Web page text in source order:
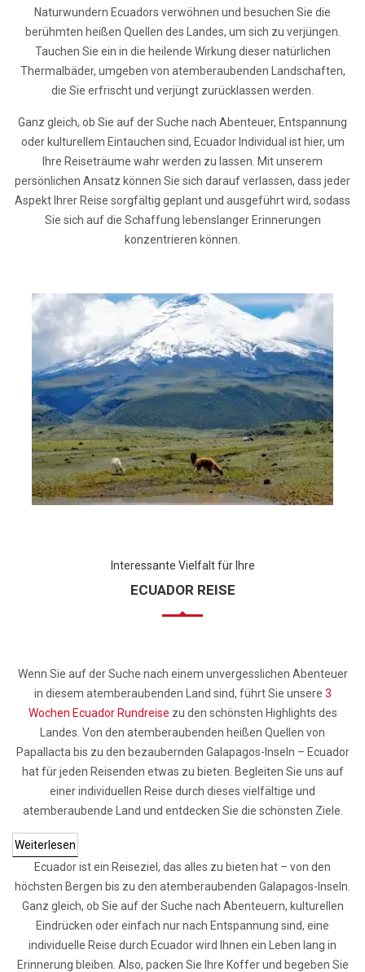
Naturwundern Ecuadors verwöhnen und besuchen Sie die
berühmten heißen Quellen des Landes, um sich zu verjüngen.
Tauchen Sie ein in die heilende Wirkung dieser natürlichen
Thermalbäder, umgeben von atemberaubenden Landschaften,
die Sie erfrischt und verjüngt zurücklassen werden.
Ganz gleich, ob Sie auf der Suche nach Abenteuer, Entspannung
oder kulturellem Eintauchen sind, Ecuador Individual ist hier, um
Ihre Reiseträume wahr werden zu lassen. Mit unserem
persönlichen Ansatz können Sie sich darauf verlassen, dass jeder
Aspekt Ihrer Reise sorgfältig geplant und ausgeführt wird, sodass
Sie sich auf die Schaffung lebenslanger Erinnerungen
konzentrieren können.
Interessante Vielfalt für Ihre
ECUADOR REISE
Wenn Sie auf der Suche nach einem unvergesslichen Abenteuer
in diesem atemberaubenden Land sind, führt Sie unsere 3
Wochen Ecuador Rundreise zu den schönsten Highlights des
Landes. Von den atemberaubenden heißen Quellen von
Papallacta bis zu den bezaubernden Galapagos-Inseln – Ecuador
hat für jeden Reisenden etwas zu bieten. Begleiten Sie uns auf
einer individuellen Reise durch dieses vielfältige und
atemberaubende Land und entdecken Sie die schönsten Ziele.
Weiterlesen
Ecuador ist ein Reiseziel, das alles zu bieten hat – von den
höchsten Bergen bis zu den atemberaubenden Galapagos-Inseln.
Ganz gleich, ob Sie auf der Suche nach Abenteuern, kulturellen
Eindrücken oder einfach nur nach Entspannung sind, eine
individuelle Reise durch Ecuador wird Ihnen ein Leben lang in
Erinnerung bleiben. Also, packen Sie Ihre Koffer und begeben Sie